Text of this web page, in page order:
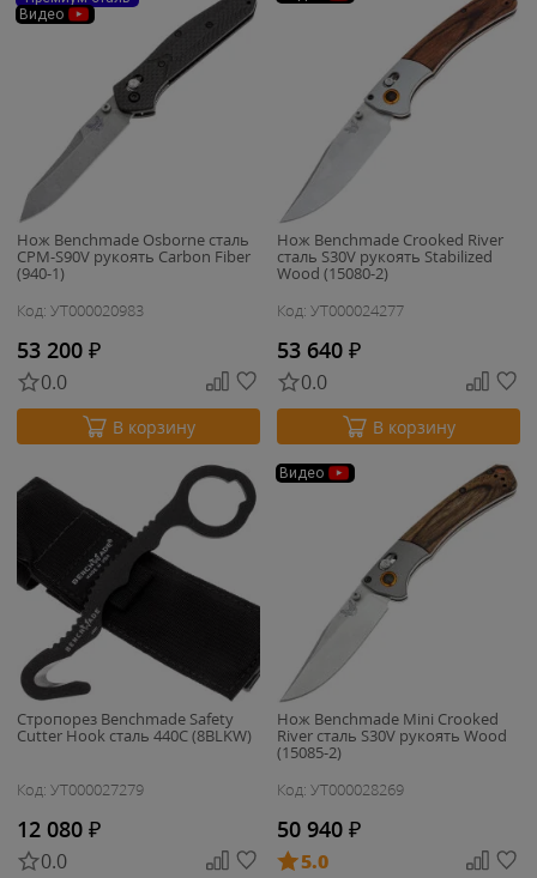
Видео
Нож Benchmade Osborne сталь
CPM-S90V рукоять Carbon Fiber
(940-1)
Код: УТ000020983
53 200 ₽
0.0
В корзину
Нож Benchmade Crooked River
cталь S30V рукоять Stabilized
Wood (15080-2)
Код: УТ000024277
53 640 ₽
0.0
В корзину
Стропорез Benchmade Safety
Cutter Hook сталь 440C (8BLKW)
Код: УТ000027279
12 080 ₽
0.0
Видео
Нож Benchmade Mini Crooked
River cталь S30V рукоять Wood
(15085-2)
Код: УТ000028269
50 940 ₽
5.0